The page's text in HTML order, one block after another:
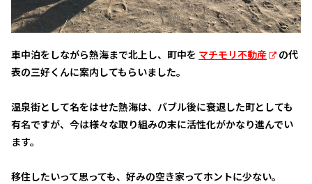
車中泊をしながら熱海まで北上し、町中を マチモリ不動産
の代
表の三好くんに案内してもらいました。
温泉街として名をはせた熱海は、バブル後に衰退した町としても
有名ですが、今は様々な取り組みの末に活性化がかなり進んでい
ます。
移住したいって思っても、好みの空き家ってホントに少ない。